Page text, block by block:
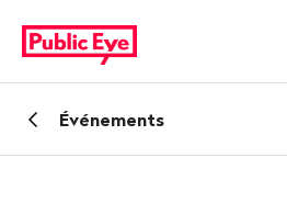
sur
publiceye.ch
rapide
RetourÉvénements